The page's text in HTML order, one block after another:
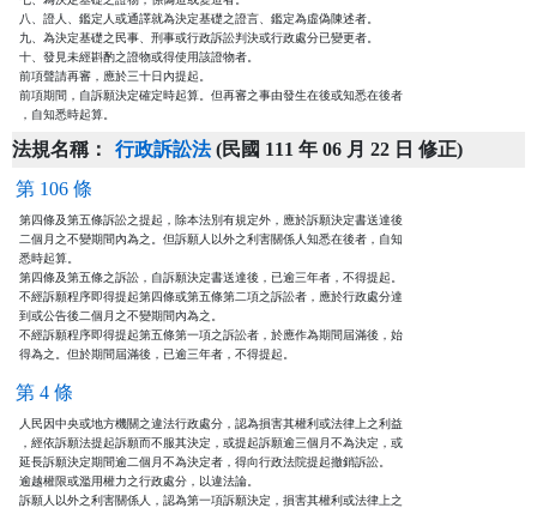
八、證人、鑑定人或通譯就為決定基礎之證言、鑑定為虛偽陳述者。
九、為決定基礎之民事、刑事或行政訴訟判決或行政處分已變更者。
十、發見未經斟酌之證物或得使用該證物者。
前項聲請再審，應於三十日內提起。
前項期間，自訴願決定確定時起算。但再審之事由發生在後或知悉在後者
，自知悉時起算。
法規名稱： 行政訴訟法(民國 111 年 06 月 22 日 修正)
第 106 條
第四條及第五條訴訟之提起，除本法別有規定外，應於訴願決定書送達後
二個月之不變期間內為之。但訴願人以外之利害關係人知悉在後者，自知
悉時起算。
第四條及第五條之訴訟，自訴願決定書送達後，已逾三年者，不得提起。
不經訴願程序即得提起第四條或第五條第二項之訴訟者，應於行政處分達
到或公告後二個月之不變期間內為之。
不經訴願程序即得提起第五條第一項之訴訟者，於應作為期間屆滿後，始
得為之。但於期間屆滿後，已逾三年者，不得提起。
第 4 條
人民因中央或地方機關之違法行政處分，認為損害其權利或法律上之利益
，經依訴願法提起訴願而不服其決定，或提起訴願逾三個月不為決定，或
延長訴願決定期間逾二個月不為決定者，得向行政法院提起撤銷訴訟。
逾越權限或濫用權力之行政處分，以違法論。
訴願人以外之利害關係人，認為第一項訴願決定，損害其權利或法律上之